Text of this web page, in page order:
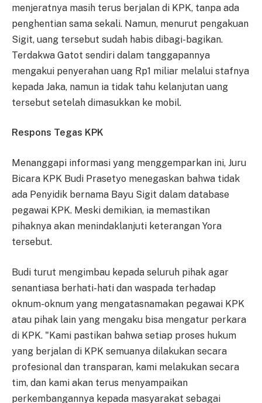
menjeratnya masih terus berjalan di KPK, tanpa ada
penghentian sama sekali. Namun, menurut pengakuan
Sigit, uang tersebut sudah habis dibagi-bagikan.
Terdakwa Gatot sendiri dalam tanggapannya
mengakui penyerahan uang Rp1 miliar melalui stafnya
kepada Jaka, namun ia tidak tahu kelanjutan uang
tersebut setelah dimasukkan ke mobil.
Respons Tegas KPK
Menanggapi informasi yang menggemparkan ini, Juru
Bicara KPK Budi Prasetyo menegaskan bahwa tidak
ada Penyidik bernama Bayu Sigit dalam database
pegawai KPK. Meski demikian, ia memastikan
pihaknya akan menindaklanjuti keterangan Yora
tersebut.
Budi turut mengimbau kepada seluruh pihak agar
senantiasa berhati-hati dan waspada terhadap
oknum-oknum yang mengatasnamakan pegawai KPK
atau pihak lain yang mengaku bisa mengatur perkara
di KPK. "Kami pastikan bahwa setiap proses hukum
yang berjalan di KPK semuanya dilakukan secara
profesional dan transparan, kami melakukan secara
tim, dan kami akan terus menyampaikan
perkembangannya kepada masyarakat sebagai